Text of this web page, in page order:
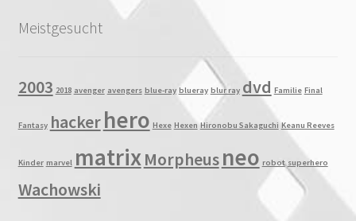
Meistgesucht
2003 2018 avenger avengers blue-ray blueray blur ray dvd Familie Final
Fantasy hackerhero Hexe Hexen Hironobu Sakaguchi Keanu Reeves
Kinder marvel matrixMorpheusneo robot superhero
Wachowski